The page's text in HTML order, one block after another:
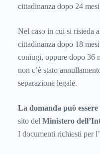
cittadinanza dopo 24
Nel caso in cui si risieda
cittadinanza dopo 18
coniugi, oppure dopo 36
non c’è stato
separazione legale.
La domanda può
sito del Ministero
I documenti richiesti per